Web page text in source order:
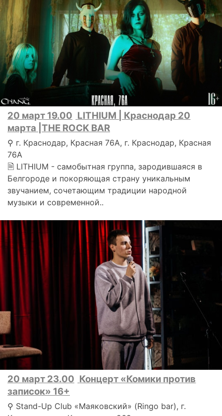
20 март 19.00 LITHIUM | Краснодар 20
марта |THE ROCK BAR
⚲ г. Краснодар, Красная 76А, г. Краснодар, Красная
76А
🗎 LITHIUM - самобытная группа, зародившаяся в
Белгороде и покоряющая страну уникальным
звучанием, сочетающим традиции народной
музыки и современной..
20 март 23.00 Концерт «Комики против
записок» 16+
⚲ Stand-Up Club «Маяковский» (Ringo bar), г.